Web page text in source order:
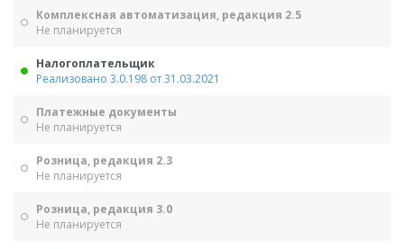
Комплексная автоматизация, редакция 2.5
Не планируется
Налогоплательщик
Реализовано 3.0.198 от 31.03.2021
Платежные документы
Не планируется
Розница, редакция 2.3
Не планируется
Розница, редакция 3.0
Не планируется